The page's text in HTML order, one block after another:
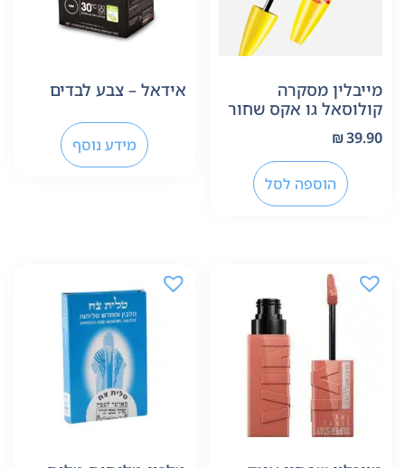
מייבלין מסקרה
קולוסאל גו אקס שחור
₪39.90
הוספה לסל
אידאל – צבע לבדים
מידע נוסף